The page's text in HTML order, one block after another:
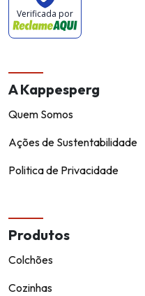
Verificada por
A Kappesperg
Quem Somos
Ações de Sustentabilidade
Politica de Privacidade
Produtos
Colchões
Cozinhas